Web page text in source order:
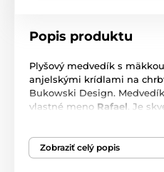
Popis produktu
Plyšový medvedík s
anjelskými krídlami na
Bukowski Design.
vlastné meno Rafael . Je
Veľkosť:18 cm
Zobraziť celý popis